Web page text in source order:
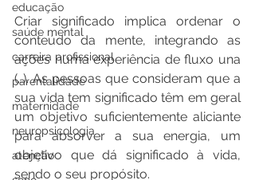
educação
saúde mental
carreira profissional
parentalidade
maternidade
neuropsicologia
atenção
Criar significado implica ordenar o
conteúdo da mente, integrando as
ações numa experiência de fluxo una
(…). As pessoas que consideram que a
sua vida tem significado têm em geral
um objetivo suficientemente aliciante
para absorver a sua energia, um
objetivo que dá significado à vida,
sendo o seu propósito.